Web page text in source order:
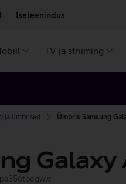
Iseteenindus
TV ja striiming
ja ümbrised Ümbris Samsung
Galaxy